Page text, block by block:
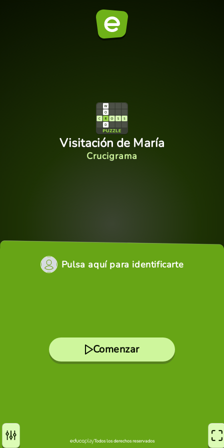
Visitación de María
Crucigrama
Pulsa aquí para identificarte
Comenzar
Todos los derechos reservados